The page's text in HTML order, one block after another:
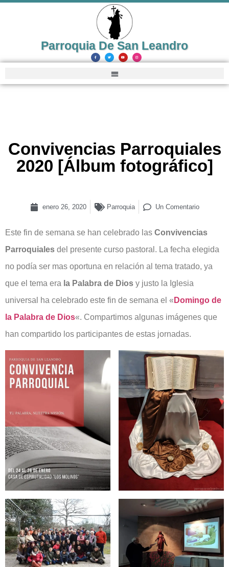
Parroquia De San Leandro
Convivencias Parroquiales
2020 [Álbum fotográfico]
enero 26, 2020 Parroquia Un Comentario
Este fin de semana se han celebrado las Convivencias
Parroquiales del presente curso pastoral. La fecha elegida
no podía ser mas oportuna en relación al tema tratado, ya
que el tema era la Palabra de Dios y justo la Iglesia
universal ha celebrado este fin de semana el « Domingo de
la Palabra de Dios«. Compartimos algunas imágenes que
han compartido los participantes de estas jornadas.